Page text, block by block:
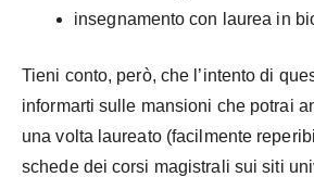
insegnamento con laurea in
Tieni conto, però, che l’intento di
informarti sulle mansioni che potrai
una volta laureato (facilmente
schede dei corsi magistrali sui siti